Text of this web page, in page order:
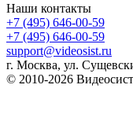
Наши контакты
+7 (495) 646-00-59
+7 (495) 646-00-59
support@videosist.ru
г. Москва, ул.
© 2010-2026